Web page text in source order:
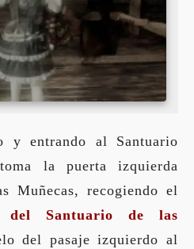
y entrando al Santuario
la puerta izquierda
Muñecas, recogiendo el
del Santuario de las
del pasaje izquierdo al